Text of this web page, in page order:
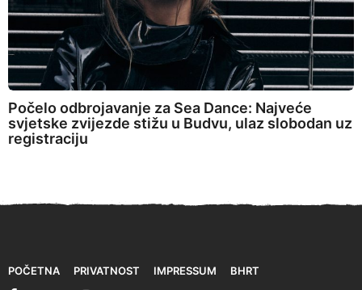
Počelo odbrojavanje za Sea Dance: Najveće
svjetske zvijezde stižu u Budvu, ulaz slobodan uz
registraciju
POČETNA PRIVATNOST IMPRESSUM BHRT